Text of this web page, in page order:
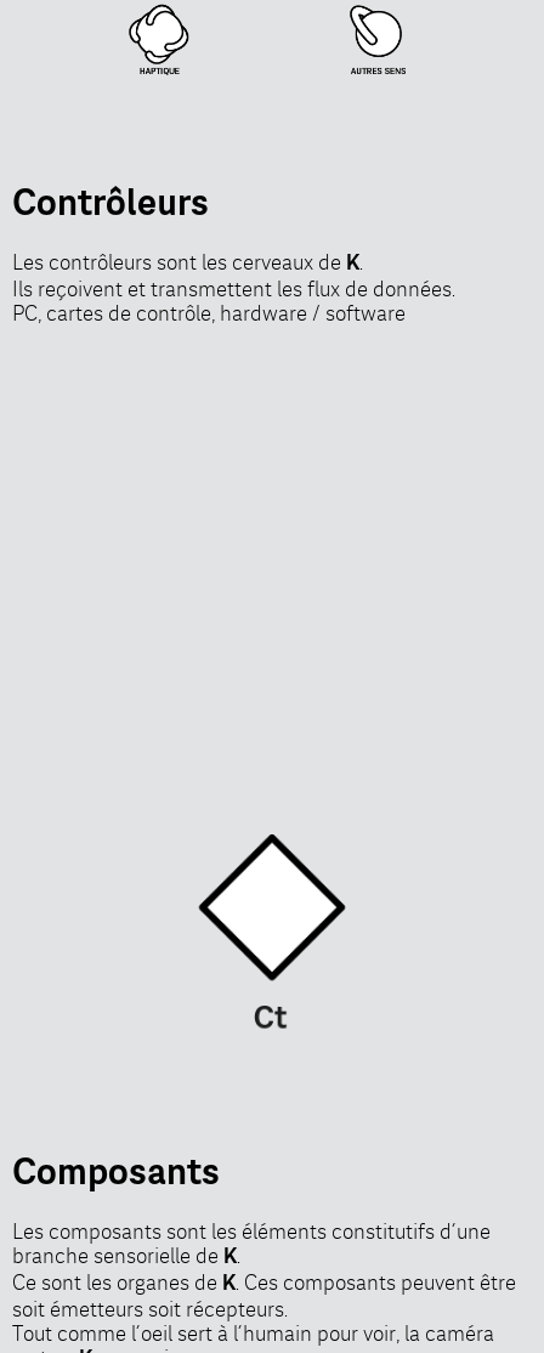
Contrôleurs
Les contrôleurs sont les cerveaux de K
Ils reçoivent et transmettent les flux de données.
PC, cartes de contrôle, hardware / software
Composants
Les composants sont les éléments constitutifs d’une
branche sensorielle de K
Ce sont les organes de K . Ces composants peuvent être
soit émetteurs soit récepteurs.
Tout comme l’oeil sert à l’humain pour voir, la caméra